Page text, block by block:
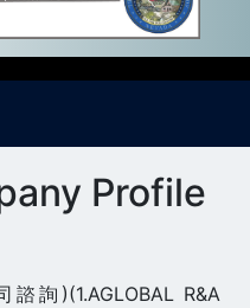
Profile
詢)(1.AGLOBAL R&A